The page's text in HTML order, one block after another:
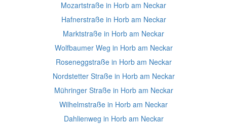
Mozartstraße in Horb am Neckar
Hafnerstraße in Horb am Neckar
Marktstraße in Horb am Neckar
Wolfbaumer Weg in Horb am Neckar
Roseneggstraße in Horb am Neckar
Nordstetter Straße in Horb am Neckar
Mühringer Straße in Horb am Neckar
Wilhelmstraße in Horb am Neckar
Dahlienweg in Horb am Neckar